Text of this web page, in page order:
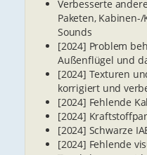
Verbesserte
Paketen,
Sounds
[2024] Problem
Außenflügel und
[2024] Texturen
korrigiert und
[2024] Fehlende
[2024]
[2024] Schwarze
[2024] Fehlende